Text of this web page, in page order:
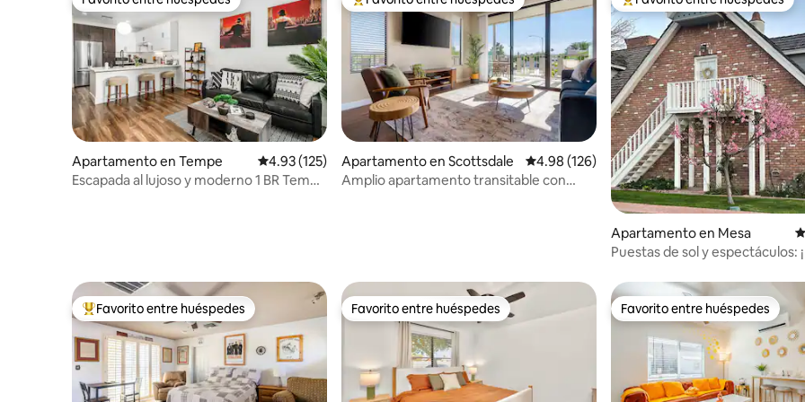
Favorito entre huéspedes
Apartamento en Tempe Calificación promedio: 4.93 de 5, 125 reseñas
4.93 (125)
Escapada al lujoso y moderno 1 BR Tempe
Favorito entre huéspedes preferido
Apartamento en Scottsdale Calificación promedio: 4.98 de 5, 126 reseñas
4.98 (126)
Amplio apartamento transitable con
Favorito entre huéspedes
Apartamento en Mesa
Puestas de sol y espectáculos:
Favorito entre huéspedes preferido
Favorito entre huéspedes Favorito entre huéspedes
Favorito entre huéspedes Favorito entre huéspedes
Favorito entre huéspedes